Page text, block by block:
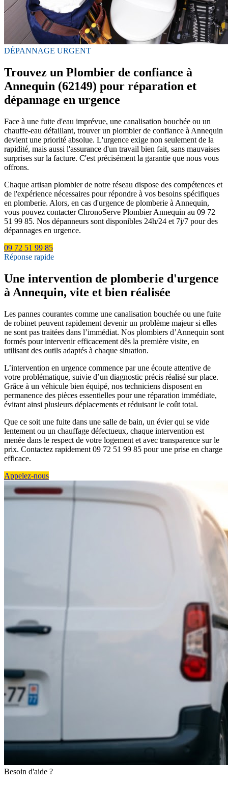
DÉPANNAGE URGENT
Trouvez un Plombier de confiance à
Annequin (62149) pour réparation et
dépannage en urgence
Face à une fuite d'eau imprévue, une canalisation bouchée ou un
chauffe-eau défaillant, trouver un plombier de confiance à Annequin
devient une priorité absolue. L'urgence exige non seulement de la
rapidité, mais aussi l'assurance d'un travail bien fait, sans mauvaises
surprises sur la facture. C'est précisément la garantie que nous vous
offrons.
Chaque artisan plombier de notre réseau dispose des compétences et
de l'expérience nécessaires pour répondre à vos besoins spécifiques
en plomberie. Alors, en cas d'urgence de plomberie à Annequin,
vous pouvez contacter ChronoServe Plombier Annequin au 09 72
51 99 85. Nos dépanneurs sont disponibles 24h/24 et 7j/7 pour des
dépannages en urgence.
09 72 51 99 85
Réponse rapide
Une intervention de plomberie d'urgence
à Annequin, vite et bien réalisée
Les pannes courantes comme une canalisation bouchée ou une fuite
de robinet peuvent rapidement devenir un problème majeur si elles
ne sont pas traitées dans l’immédiat. Nos plombiers d’Annequin sont
formés pour intervenir efficacement dès la première visite, en
utilisant des outils adaptés à chaque situation.
L’intervention en urgence commence par une écoute attentive de
votre problématique, suivie d’un diagnostic précis réalisé sur place.
Grâce à un véhicule bien équipé, nos techniciens disposent en
permanence des pièces essentielles pour une réparation immédiate,
évitant ainsi plusieurs déplacements et réduisant le coût total.
Que ce soit une fuite dans une salle de bain, un évier qui se vide
lentement ou un chauffage défectueux, chaque intervention est
menée dans le respect de votre logement et avec transparence sur le
prix. Contactez rapidement 09 72 51 99 85 pour une prise en charge
efficace.
Appelez-nous
Besoin d'aide ?